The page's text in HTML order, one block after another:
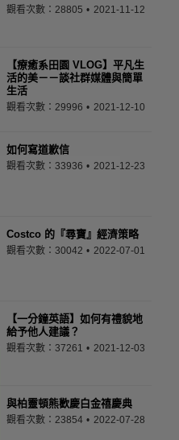
觀看次數：28805 2021-11-12
【療癒系田園 VLOG】平凡生
活的美－－談社群媒體與簡單
生活
觀看次數：29996 2021-12-10
如何寫道歉信
觀看次數：33936 2021-12-23
Costco 的『尋寶』經濟策略
觀看次數：30042 2022-07-01
【一分鐘英語】如何有禮貌地
給予他人建議？
觀看次數：37261 2021-12-03
與柏靈頓熊歡慶白金禧慶典
觀看次數：23854 2022-07-28